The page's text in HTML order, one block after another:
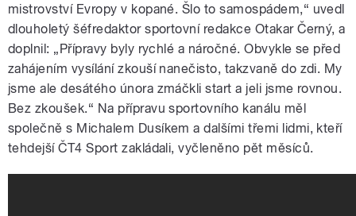
mistrovství Evropy v kopané. Šlo to samospádem,“ uvedl
dlouholetý šéfredaktor sportovní redakce Otakar Černý, a
doplnil: „Přípravy byly rychlé a náročné. Obvykle se před
zahájením vysílání zkouší nanečisto, takzvaně do zdi. My
jsme ale desátého února zmáčkli start a jeli jsme rovnou.
Bez zkoušek.“ Na přípravu sportovního kanálu měl
společně s Michalem Dusíkem a dalšími třemi lidmi, kteří
tehdejší ČT4 Sport zakládali, vyčleněno pět měsíců.